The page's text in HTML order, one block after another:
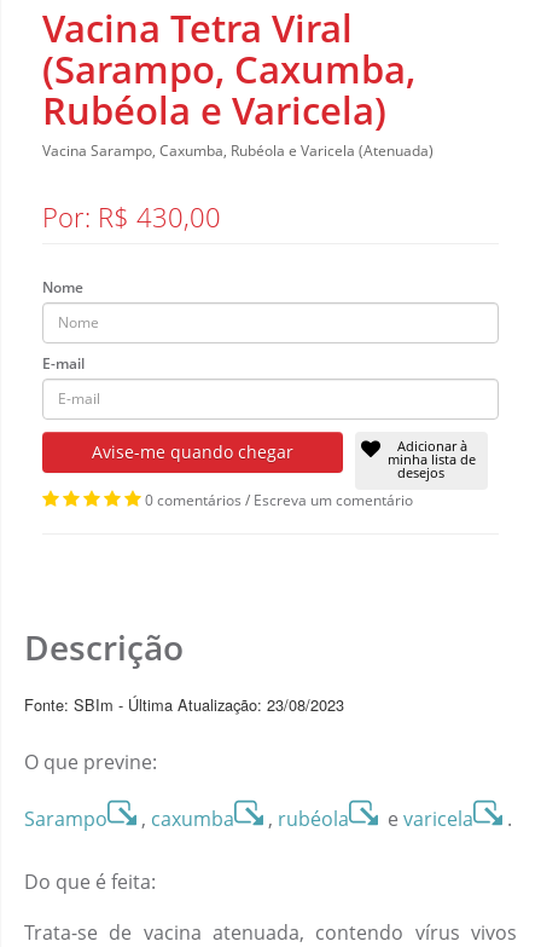
Vacina Tetra Viral
(Sarampo, Caxumba,
Rubéola e Varicela)
Vacina Sarampo, Caxumba, Rubéola e Varicela (Atenuada)
Por: R$ 430,00
Nome
E-mail
Avise-me quando chegar Adicionar à
minha lista de
desejos
0 comentários / Escreva um comentário
Descrição
Fonte: SBIm - Última Atualização: 23/08/2023
O que previne:
Sarampo , caxumba , rubéola e varicela .
Do que é feita:
Trata-se de vacina atenuada, contendo vírus vivos